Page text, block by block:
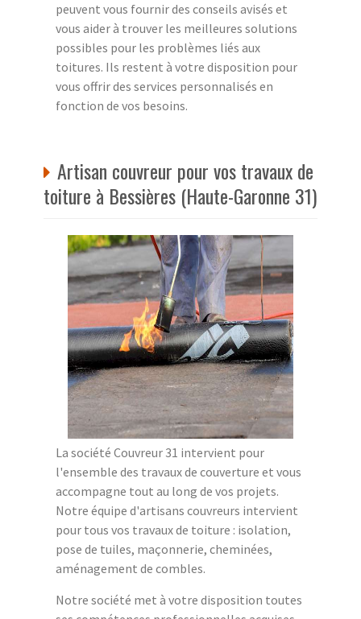
peuvent vous fournir des conseils avisés et
vous aider à trouver les meilleures solutions
possibles pour les problèmes liés aux
toitures. Ils restent à votre disposition pour
vous offrir des services personnalisés en
fonction de vos besoins.
Artisan couvreur pour vos travaux de
toiture à Bessières (Haute-Garonne 31)
La société Couvreur 31 intervient pour
l'ensemble des travaux de couverture et vous
accompagne tout au long de vos projets.
Notre équipe d'artisans couvreurs intervient
pour tous vos travaux de toiture : isolation,
pose de tuiles, maçonnerie, cheminées,
aménagement de combles.
Notre société met à votre disposition toutes